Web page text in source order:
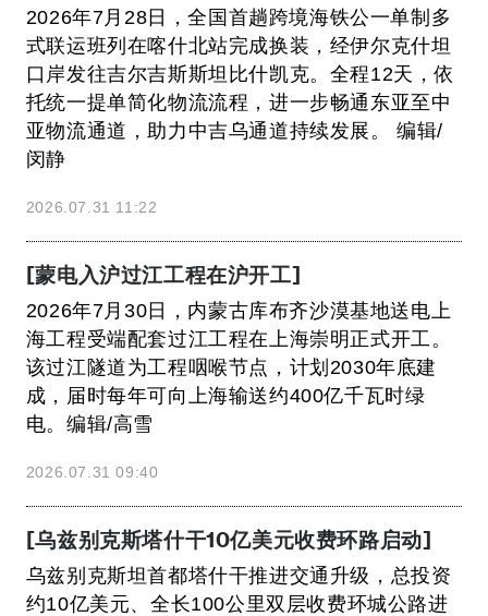
2026年7月28日，全国首趟跨境海铁公一单制多
式联运班列在喀什北站完成换装，经伊尔克什坦
口岸发往吉尔吉斯斯坦比什凯克。全程12天，依
托统一提单简化物流流程，进一步畅通东亚至中
亚物流通道，助力中吉乌通道持续发展。 编辑/
闵静
2026.07.31 11:22
[蒙电入沪过江工程在沪开工]
2026年7月30日，内蒙古库布齐沙漠基地送电上
海工程受端配套过江工程在上海崇明正式开工。
该过江隧道为工程咽喉节点，计划2030年底建
成，届时每年可向上海输送约400亿千瓦时绿
电。编辑/高雪
2026.07.31 09:40
[乌兹别克斯塔什干10亿美元收费环路启动]
乌兹别克斯坦首都塔什干推进交通升级，总投资
约10亿美元、全长100公里双层收费环城公路进